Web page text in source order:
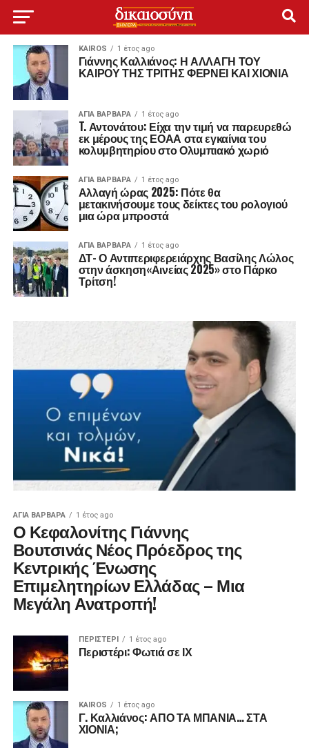
KAIROS 1 έτος ago
Γιάννης Καλλιάνος: Η ΑΛΛΑΓΗ ΤΟΥ
ΚΑΙΡΟΥ ΤΗΣ ΤΡΙΤΗΣ ΦΕΡΝΕΙ ΚΑΙ ΧΙΟΝΙΑ
ΑΓΙΑ ΒΑΡΒΑΡΑ 1 έτος ago
T. Αντονάτου: Είχα την τιμή να παρευρεθώ
εκ μέρους της ΕΟΑΑ στα εγκαίνια του
κολυμβητηρίου στο Ολυμπιακό χωριό
ΑΓΙΑ ΒΑΡΒΑΡΑ 1 έτος ago
Αλλαγή ώρας 2025: Πότε θα
μετακινήσουμε τους δείκτες του ρολογιού
μια ώρα μπροστά
ΑΓΙΑ ΒΑΡΒΑΡΑ 1 έτος ago
ΔΤ- Ο Αντιπεριφερειάρχης Βασίλης Λώλος
στην άσκηση«Αινείας 2025» στο Πάρκο
Τρίτση!
ΑΓΙΑ ΒΑΡΒΑΡΑ 1 έτος ago
Ο Κεφαλονίτης Γιάννης
Βουτσινάς Νέος Πρόεδρος της
Κεντρικής Ένωσης
Επιμελητηρίων Ελλάδας – Μια
Μεγάλη Ανατροπή!
ΠΕΡΙΣΤΕΡΙ 1 έτος ago
Περιστέρι: Φωτιά σε ΙΧ
KAIROS 1 έτος ago
Γ. Καλλιάνος: ΑΠΟ ΤΑ ΜΠΑΝΙΑ… ΣΤΑ
ΧΙΟΝΙΑ;